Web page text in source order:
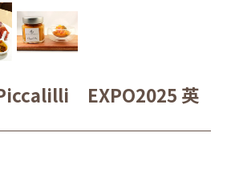
EXPO2025 英